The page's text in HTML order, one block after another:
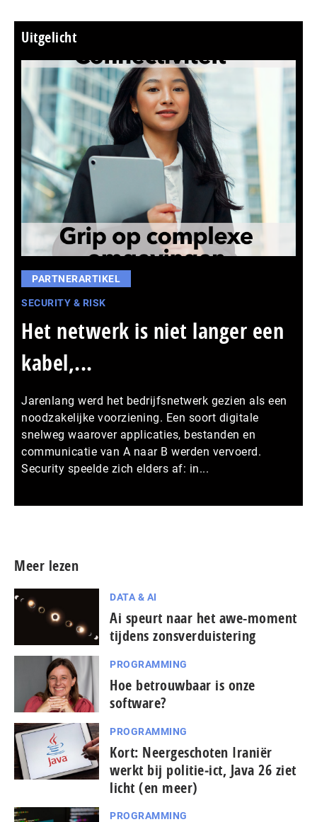
Uitgelicht
PARTNERARTIKEL
SECURITY & RISK
Het netwerk is niet langer een
kabel,...
Jarenlang werd het bedrijfsnetwerk gezien als een
noodzakelijke voorziening. Een soort digitale
snelweg waarover applicaties, bestanden en
communicatie van A naar B werden vervoerd.
Security speelde zich elders af: in...
Meer lezen
DATA & AI
Ai speurt naar het awe-moment
tijdens zonsverduistering
PROGRAMMING
Hoe betrouwbaar is onze
software?
PROGRAMMING
Kort: Neergeschoten Iraniër
werkt bij politie‑ict, Java 26 ziet
licht (en meer)
PROGRAMMING